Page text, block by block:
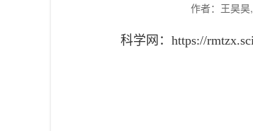
作者：王昊
科学网：https://